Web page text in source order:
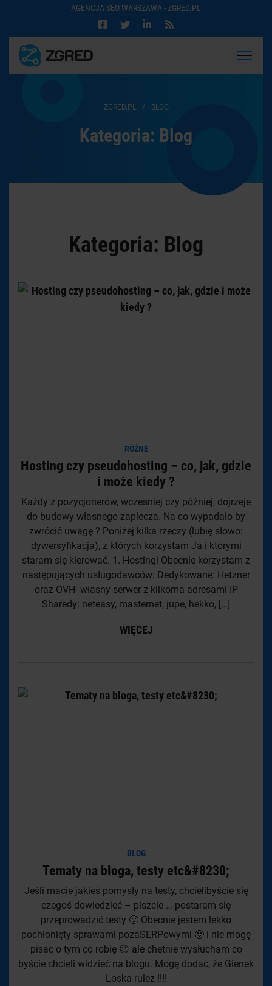
AGENCJA SEO WARSZAWA - ZGRED.PL
ZGRED.PL / BLOG
Kategoria: Blog
Kategoria: Blog
RÓŻNE
Hosting czy pseudohosting – co, jak, gdzie
i może kiedy ?
Każdy z pozycjonerów, wczesniej czy później, dojrzeje
do budowy własnego zaplecza. Na co wypadało by
zwrócić uwagę ? Poniżej kilka rzeczy (lubię słowo:
dywersyfikacja), z których korzystam Ja i którymi
staram się kierować. 1. Hostingi Obecnie korzystam z
następujących usługodawców: Dedykowane: Hetzner
oraz OVH- własny serwer z kilkoma adresami IP
Sharedy: neteasy, masternet, jupe, hekko, […]
WIĘCEJ
BLOG
Tematy na bloga, testy etc&#8230;
Jeśli macie jakieś pomysły na testy, chcielibyście się
czegoś dowiedzieć – piszcie … postaram się
przeprowadzić testy 🙂 Obecnie jestem lekko
pochłonięty sprawami pozaSERPowymi 🙂 i nie mogę
pisac o tym co robię 😉 ale chętnie wysłucham co
byście chcieli widzieć na blogu. Mogę dodać, że Gienek
Loska rulez !!!!